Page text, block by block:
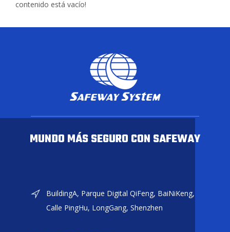
contenido está vacío!
MUNDO MÁS SEGURO CON SAFEWAY
BuildingA, Parque Digital QiFeng, BaiNiKeng,
Calle PingHu, LongGang, Shenzhen